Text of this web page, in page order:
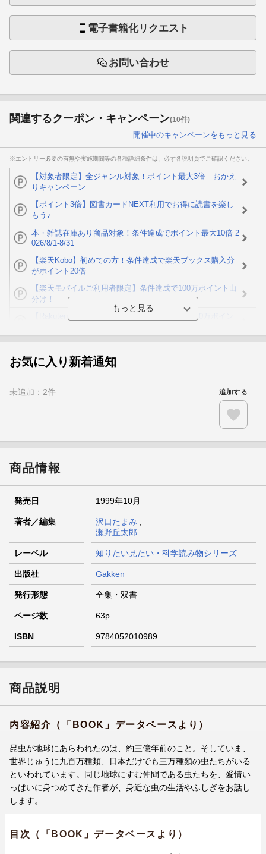
電子書籍化リクエスト
お問い合わせ
関連するクーポン・キャンペーン(10件)
開催中のキャンペーンをもっと見る
※エントリー必要の有無や実施期間等の各種詳細条件は、必ず各説明頁でご確認ください。
【対象者限定】全ジャンル対象！ポイント最大3倍 おかえ
りキャンペーン
【ポイント3倍】図書カードNEXT利用でお得に読書を楽し
もう♪
本・雑誌在庫あり商品対象！条件達成でポイント最大10倍 2
026/8/1-8/31
【楽天Kobo】初めての方！条件達成で楽天ブックス購入分
がポイント20倍
【楽天モバイルご利用者限定】条件達成で100万ポイント山
分け！
が当たる！
条件達成で楽天限定・宝塚歌劇 宙組貸切公演ペアチケット
エントリー＆条件達成で『鬼滅の刃』オリジナルきんちゃく
お気に入り新着通知
未追加： 2件 追加する
商品情報
発売日 1999年10月
著者／編集 沢口たまみ ,
瀬野丘太郎
レーベル 知りたい見たい・科学読み物シリーズ
出版社 Gakken
発行形態 全集・双書
ページ数 63p
ISBN 9784052010989
商品説明
内容紹介（「BOOK」データベースより）
昆虫が地球にあらわれたのは、約三億年前のこと。そしていま、
世界じゅうに九百万種類、日本だけでも三万種類の虫たちがいる
といわれています。同じ地球にすむ仲間である虫たちを、愛情い
っぱいに身つめてきた作者が、身近な虫の生活やふしぎをお話し
します。
目次（「BOOK」データベースより）